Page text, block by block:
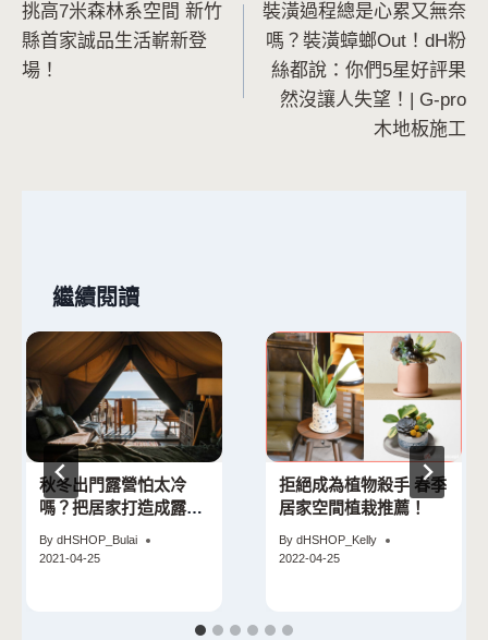
章
導
挑高7米森林系空間 新竹
縣首家誠品生活嶄新登
場！
裝潢過程總是心累又無奈
嗎？裝潢蟑螂Out！dH粉
絲都說：你們5星好評果
然沒讓人失望！| G-pro
木地板施工
繼續閱讀
秋冬出門露營怕太冷
嗎？把居家打造成露營
自然風情
By dHSHOP_Bulai
2021-04-25
拒絕成為植物殺手 春季
居家空間植栽推薦！
By dHSHOP_Kelly
2022-04-25